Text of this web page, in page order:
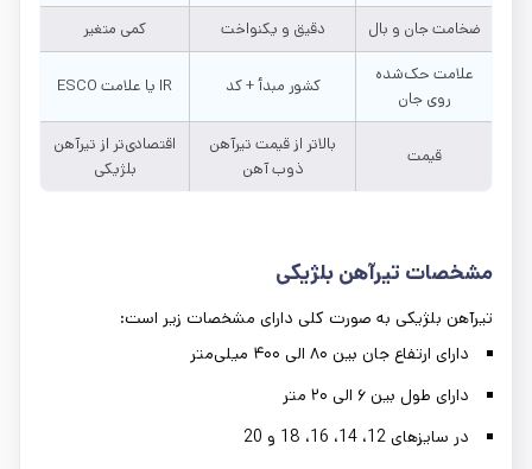
ضخامت جان و بال
دقیق و یکنواخت
کمی متغیر
علامت حک‌شده
روی جان
کشور مبدأ + کد IR یا علامت ESCO
قیمت
بالاتر از قیمت تیرآهن
ذوب آهن
اقتصادی‌تر از تیرآهن
بلژیکی
مشخصات تیرآهن بلژیکی
تیرآهن بلژیکی به صورت کلی دارای مشخصات زیر است:
دارای ارتفاع جان بین ۸۰ الی ۴۰۰ میلی‌متر
دارای طول بین ۶ الی ۲۰ متر
در سایزهای 12، 14، 16، 18 و 20